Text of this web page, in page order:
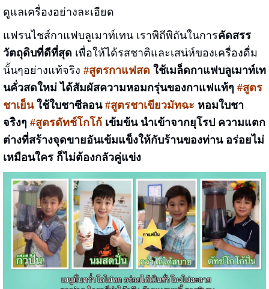
ดูแลเครื่องอย่างละเอียด
แฟรนไชส์กาแฟบลูเมาท์เทน เราพิถีพิถันในการคัดสรร
วัตถุดิบที่ดีที่สุด เพื่อให้ได้รสชาติและเสน่ห์ของเครื่องดื่ม
นั้นๆอย่างแท้จริง #สูตรกาแฟสด ใช้เมล็ดกาแฟบลูเมาท์เท
นคั่วสดใหม่ ได้สัมผัสความหอมกรุ่นของกาแฟแท้ๆ #สูตร
ชาเย็น ใช้ใบชาซีลอน #สูตรชาเขียวมัทฉะ หอมใบชา
จริงๆ #สูตรดัทช์โกโก้ เข้มข้น นำเข้าจากยุโรป ความแตก
ต่างที่สร้างจุดขายอันเข้มแข็งให้กับร้านของท่าน อร่อยไม่
เหมือนใคร ก็ไม่ต้องกลัวคู่แข่ง